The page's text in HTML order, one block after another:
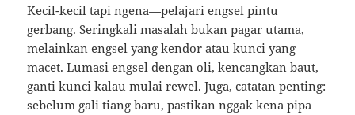
Kecil-kecil tapi ngena—pelajari engsel pintu
gerbang. Seringkali masalah bukan pagar utama,
melainkan engsel yang kendor atau kunci yang
macet. Lumasi engsel dengan oli, kencangkan baut,
ganti kunci kalau mulai rewel. Juga, catatan penting:
sebelum gali tiang baru, pastikan nggak kena pipa